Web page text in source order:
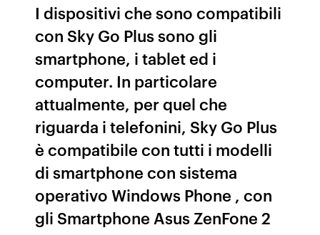
I dispositivi che sono compatibili
con Sky Go Plus sono gli
smartphone, i tablet ed i
computer. In particolare
attualmente, per quel che
riguarda i telefonini, Sky Go Plus
è compatibile con tutti i modelli
di smartphone con sistema
operativo Windows Phone , con
gli Smartphone Asus ZenFone 2